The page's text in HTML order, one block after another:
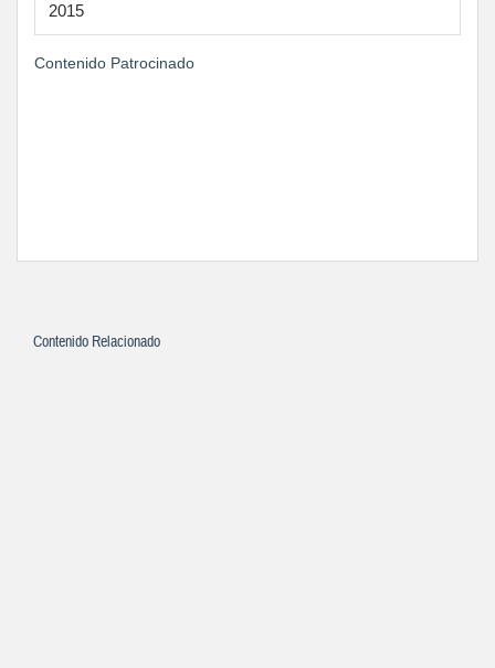
2015
Contenido Patrocinado
Contenido Relacionado